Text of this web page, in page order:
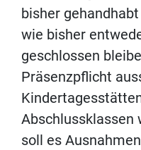
bisher
wie bisher
geschlossen
Präsenzpflicht
Abschlussklassen
soll es